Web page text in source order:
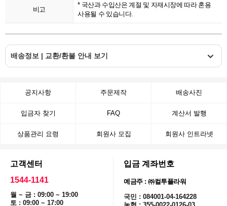
비고
* 국산과 수입산은 계절 및 자재시장에 따라 혼용
사용될 수 있습니다.
배송정보 | 교환/환불 안내 보기
공지사항 주문제작 배송사진
입금자 찾기 FAQ 계산서 발행
상품관리 요령 회원사 모집 회원사 인트라넷
고객센터
1544-1141
월 ~ 금 : 09:00 ~ 19:00
토 : 09:00 ~ 17:00
입금 계좌번호
예금주 : ㈜컬투플라워
국민 : 084001-04-164228